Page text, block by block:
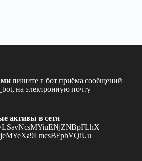
пишите в бот приёма сообщений
, на электронную почту
активы в сети